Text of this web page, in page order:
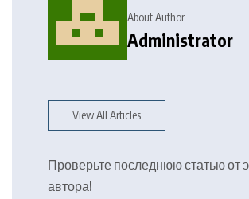
About Author
Administrator
View All Articles
Проверьте последнюю статью от
автора!